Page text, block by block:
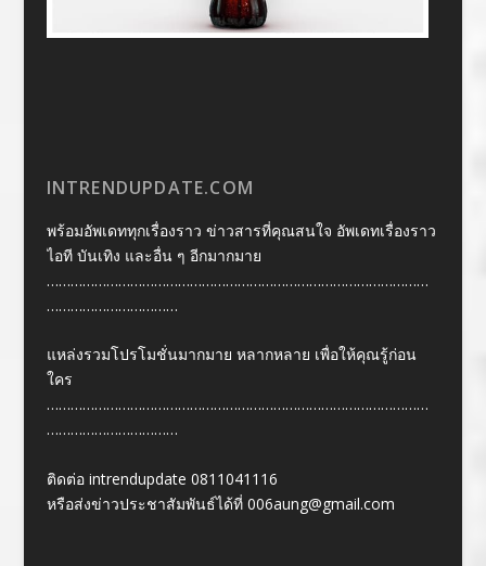
INTRENDUPDATE.COM
พร้อมอัพเดททุกเรื่องราว ข่าวสารที่คุณสนใจ อัพเดทเรื่องราว
ไอที บันเทิง และอื่น ๆ อีกมากมาย
……………………………………………………………………………………
……………………………
แหล่งรวมโปรโมชั่นมากมาย หลากหลาย เพื่อให้คุณรู้ก่อน
ใคร
……………………………………………………………………………………
……………………………
ติดต่อ intrendupdate 0811041116
หรือส่งข่าวประชาสัมพันธ์ได้ที่ 006aung@gmail.com